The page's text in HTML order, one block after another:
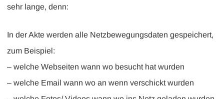
sehr lange, denn:
In der Akte werden alle Netzbewegungsdaten gespeichert,
zum Beispiel:
– welche Webseiten wann wo besucht hat wurden
– welche Email wann wo an wenn verschickt wurden